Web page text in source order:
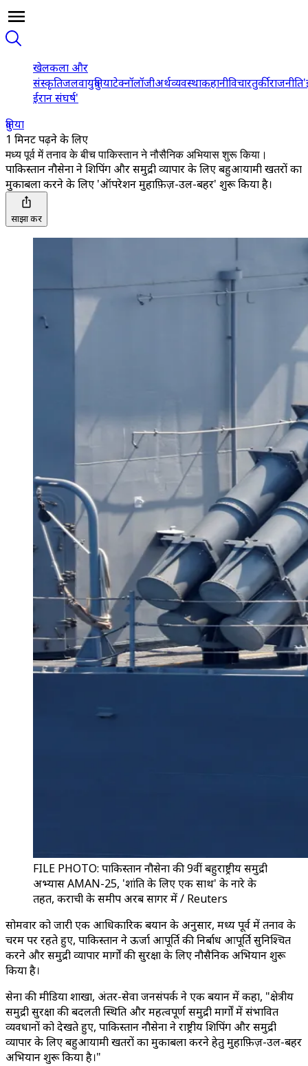
खेलकला और
संस्कृतिजलवायुदुनियाटेक्नॉलॉजीअर्थव्यवस्थाकहानीविचारतुर्कीराजनीति
ईरान संघर्ष'
दुनिया
1 मिनट पढ़ने के लिए
मध्य पूर्व में तनाव के बीच पाकिस्तान ने नौसैनिक अभियास शुरू किया।
पाकिस्तान नौसेना ने शिपिंग और समुद्री व्यापार के लिए बहुआयामी खतरों का
मुकाबला करने के लिए 'ऑपरेशन मुहाफ़िज़-उल-बहर' शुरू किया है।
साझा करें
FILE PHOTO: पाकिस्तान नौसेना की 9वीं बहुराष्ट्रीय समुद्री
अभ्यास AMAN-25, 'शांति के लिए एक साथ' के नारे के
तहत, कराची के समीप अरब सागर में / Reuters
सोमवार को जारी एक आधिकारिक बयान के अनुसार, मध्य पूर्व में तनाव के
चरम पर रहते हुए, पाकिस्तान ने ऊर्जा आपूर्ति की निर्बाध आपूर्ति सुनिश्चित
करने और समुद्री व्यापार मार्गों की सुरक्षा के लिए नौसैनिक अभियान शुरू
किया है।
सेना की मीडिया शाखा, अंतर-सेवा जनसंपर्क ने एक बयान में कहा, "क्षेत्रीय
समुद्री सुरक्षा की बदलती स्थिति और महत्वपूर्ण समुद्री मार्गों में संभावित
व्यवधानों को देखते हुए, पाकिस्तान नौसेना ने राष्ट्रीय शिपिंग और समुद्री
व्यापार के लिए बहुआयामी खतरों का मुकाबला करने हेतु मुहाफ़िज़-उल-बहर
अभियान शुरू किया है।"